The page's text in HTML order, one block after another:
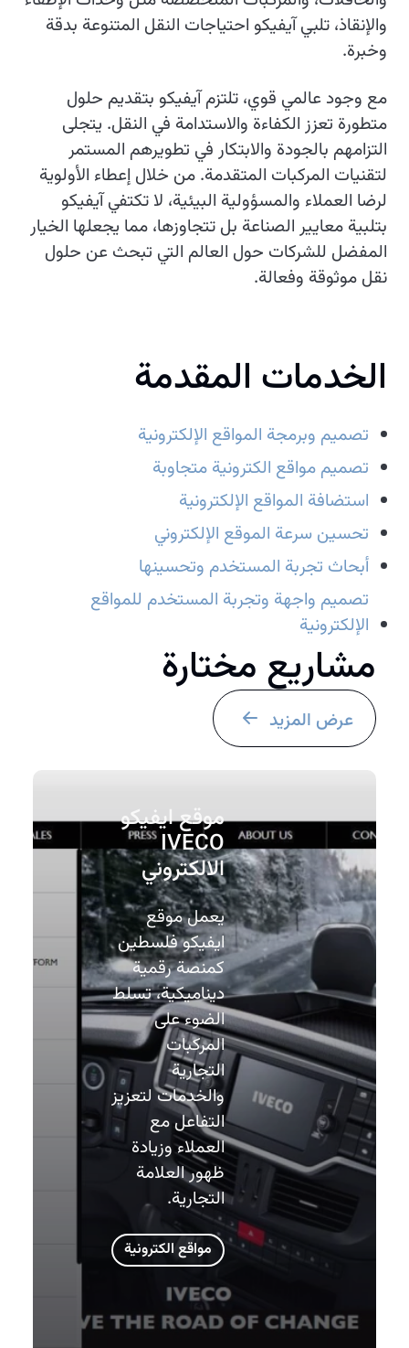
والإنقاذ، تلبي آيفيكو احتياجات النقل المتنوعة بدقة
وخبرة.
مع وجود عالمي قوي، تلتزم آيفيكو بتقديم حلول
متطورة تعزز الكفاءة والاستدامة في النقل. يتجلى
التزامهم بالجودة والابتكار في تطويرهم المستمر
لتقنيات المركبات المتقدمة. من خلال إعطاء الأولوية
لرضا العملاء والمسؤولية البيئية، لا تكتفي آيفيكو
بتلبية معايير الصناعة بل تتجاوزها، مما يجعلها الخيار
المفضل للشركات حول العالم التي تبحث عن حلول
نقل موثوقة وفعالة.
الخدمات المقدمة
تصميم وبرمجة المواقع الإلكترونية
تصميم مواقع الكترونية متجاوبة
استضافة المواقع الإلكترونية
تحسين سرعة الموقع الإلكتروني
أبحاث تجربة المستخدم وتحسينها
تصميم واجهة وتجربة المستخدم للمواقع
الإلكترونية
مشاريع مختارة
عرض المزيد
موقع ايفيكو
IVECO
الالكتروني
يعمل موقع
ايفيكو فلسطين
كمنصة رقمية
ديناميكية، تسلط
الضوء على
المركبات
التجارية
والخدمات لتعزيز
التفاعل مع
العملاء وزيادة
ظهور العلامة
التجارية.
مواقع الكترونية